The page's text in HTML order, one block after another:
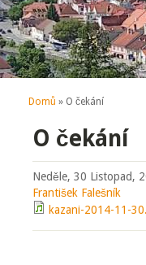
Jste zde
Domů » O čekání
O čekání
Neděle, 30 Listopad,
František Falešník
kazani-2014-11-